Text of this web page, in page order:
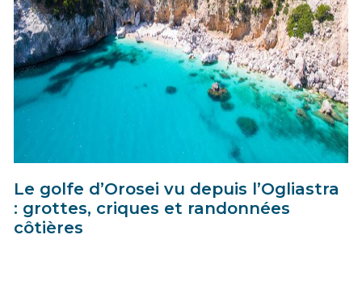
Le golfe d’Orosei vu depuis l’Ogliastra
: grottes, criques et randonnées
côtières